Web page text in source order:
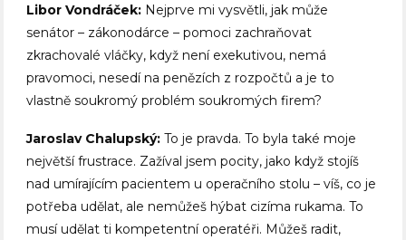
Libor Vondráček: Nejprve mi vysvětli, jak může
senátor – zákonodárce – pomoci zachraňovat
zkrachovalé vláčky, když není exekutivou, nemá
pravomoci, nesedí na penězích z rozpočtů a je to
vlastně soukromý problém soukromých firem?
Jaroslav Chalupský: To je pravda. To byla také moje
největší frustrace. Zažíval jsem pocity, jako když stojíš
nad umírajícím pacientem u operačního stolu – víš, co je
potřeba udělat, ale nemůžeš hýbat cizíma rukama. To
musí udělat ti kompetentní operatéři. Můžeš radit,